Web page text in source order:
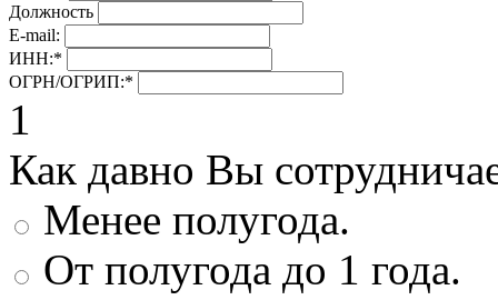
Должность
E-mail:
ИНН:*
ОГРН/ОГРИП:*
1
Как давно Вы
Менее полугода.
От полугода до 1 года.